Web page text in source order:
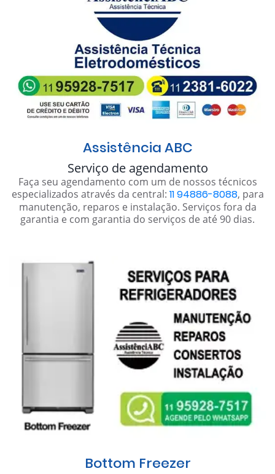
Assistência ABC
Serviço de agendamento
Faça seu agendamento com um de nossos técnicos
especializados através da central: 11 94886-8088, para
manutenção, reparos e instalação. Serviços fora da
garantia e com garantia do serviços de até 90 dias.
Bottom Freezer